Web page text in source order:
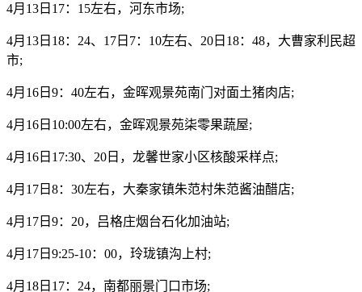
4月13日17：15左右，河东市场;
4月13日18：24、17日7：10左右、20日18：48，大曹家利民超
市;
4月16日9：40左右，金晖观景苑南门对面土猪肉店;
4月16日10:00左右，金晖观景苑柒零果蔬屋;
4月16日17:30、20日，龙馨世家小区核酸采样点;
4月17日8：30左右，大秦家镇朱范村朱范酱油醋店;
4月17日9：20，吕格庄烟台石化加油站;
4月17日9:25-10：00，玲珑镇沟上村;
4月18日17：24，南都丽景门口市场;